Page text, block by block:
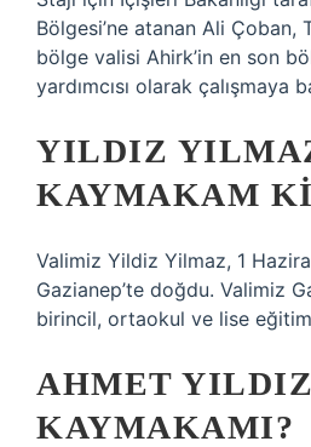
Bölgesi’ne atanan Ali Çoban,
bölge valisi Ahirk’in en son
yardımcısı olarak çalışmaya
YILDIZ
KAYMAKAM
Valimiz Yildiz Yilmaz, 1
Gazianep’te doğdu. Valimiz
birincil, ortaokul ve lise
AHMET
KAYMAKAMI?